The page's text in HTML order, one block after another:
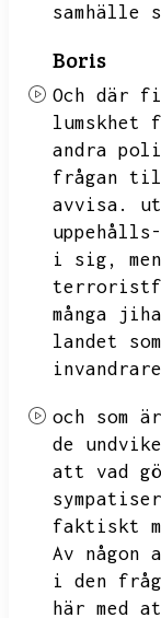
samhälle
Boris
Och där
lumskhet
andra
frågan
avvisa.
i sig,
många
landet
och som
de
att vad
faktiskt
Av
i den
här med